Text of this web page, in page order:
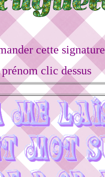
cette signature
clic dessus